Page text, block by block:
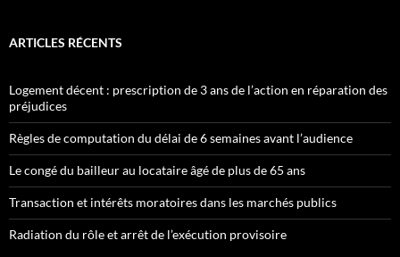
ARTICLES RÉCENTS
Logement décent : prescription de 3 ans de l’action en réparation des
préjudices
Règles de computation du délai de 6 semaines avant l’audience
Le congé du bailleur au locataire âgé de plus de 65 ans
Transaction et intérêts moratoires dans les marchés publics
Radiation du rôle et arrêt de l’exécution provisoire